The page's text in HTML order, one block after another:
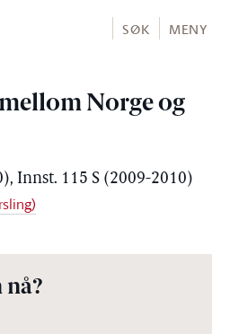
SØK MENY
Norge og
Innst. 115 S (2009-2010)
nå?